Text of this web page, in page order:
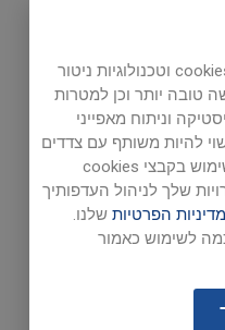
Unit 4, page 22
Unit 5, page 27
Listenings
Unit 6, page 32
לידיעתך, האתר משתמש בקבצי cookies וטכנולוגיות ניטור
טובה יותר וכן למטרות
וניתוח מאפייני
להיות משותף עם צדדים
שלישיים. למידע נוסף על אופן השימוש בקבצי cookies
שלך לניהול העדפותיך
מדיניות הפרטיותשלנו.
לשימוש כאמור